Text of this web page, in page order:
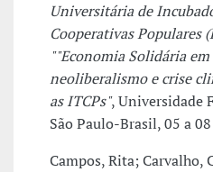
Universitária de
Cooperativas Populares
""Economia Solidária
neoliberalismo e crise
as ITCPs", Universidade
São Paulo-Brasil, 05 a
Campos, Rita; Carvalho,